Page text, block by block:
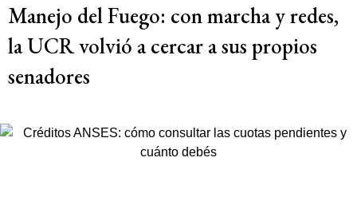
Manejo del Fuego: con marcha y redes,
la UCR volvió a cercar a sus propios
senadores